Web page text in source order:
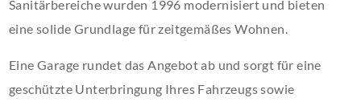
Sanitärbereiche wurden 1996 modernisiert und bieten
eine solide Grundlage für zeitgemäßes Wohnen.
Eine Garage rundet das Angebot ab und sorgt für eine
geschützte Unterbringung Ihres Fahrzeugs sowie